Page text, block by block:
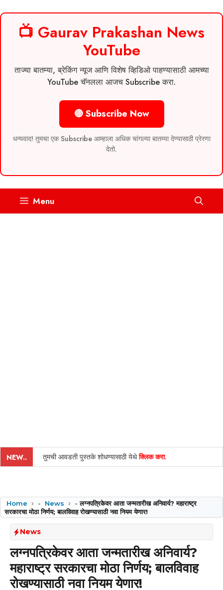
📺 Gaurav Prakashan News
YouTube
ताज्या बातम्या, ब्रेकिंग न्यूज आणि विशेष व्हिडिओ पाहण्यासाठी आमच्या
YouTube चॅनलला आजच Subscribe करा.
🔴 Subscribe Now
धन्यवाद! तुमचा एक Subscribe आम्हाला अधिक चांगल्या बातम्या देण्यासाठी प्रेरणा
देतो.
Menu
NEW.. तुमची आवडती पुस्तके शोधण्यासाठी येथेक्लिक करा.
Home - News -लग्नपत्रिकेवर आता जन्मतारीख अनिवार्य? महाराष्ट्र
सरकारचा मोठा निर्णय; बालविवाह रोखण्यासाठी नवा नियम येणार!
News
लग्नपत्रिकेवर आता जन्मतारीख अनिवार्य?
महाराष्ट्र सरकारचा मोठा निर्णय; बालविवाह
रोखण्यासाठी नवा नियम येणार!